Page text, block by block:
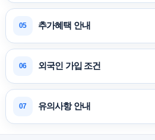
05 추가혜택 안내
06 외국인 가입 조건
07 유의사항 안내